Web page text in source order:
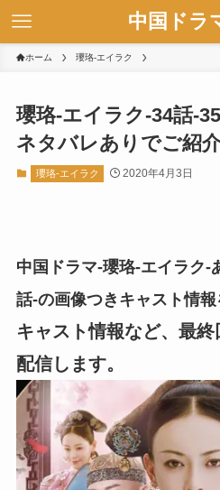
中国ドラ
ホーム 瓔珞-エイラク
瓔珞-エイラク-34話-
ネタバレありでご紹介
瓔珞-エイラク 2020年4月3日
中国ドラマ-瓔珞-エイラク-
話-の画像つきキャスト情報
キャスト情報など、最
配信します。